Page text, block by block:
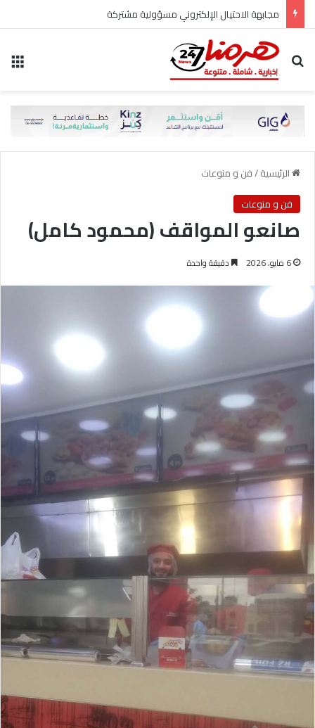
مجابهة الاحتيال الإلكتروني مسؤولية مشتركة
بحث عن
الرئيسية/فن و منوعات
فن و منوعات
صانعو المواقف (محمود كامل)
6 مايو، 2026 دقيقة واحدة